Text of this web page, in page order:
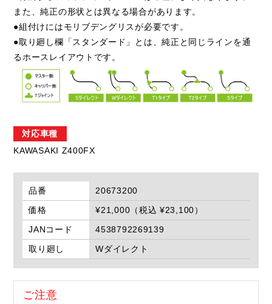
また、純正の形状とは異なる場合があります。
●組付けにはモリブデングリスが必要です。
●取り廻し欄「スタンダード」とは、純正と同じラインを通
るホースレイアウトです。
対応車種
KAWASAKI Z400FX
品番
20673200
価格
¥21,000（税込 ¥23,100）
JANコード
4538792269139
取り廻し
Wダイレクト
ご注意